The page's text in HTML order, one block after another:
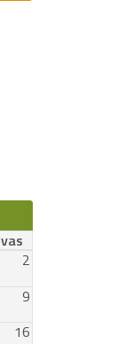
vas
2
9
16